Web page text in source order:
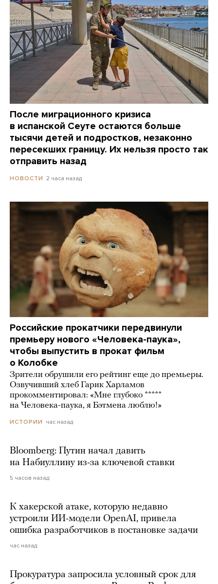
После миграционного кризиса
в испанской Сеуте остаются больше
тысячи детей и подростков, незаконно
пересекших границу. Их нельзя просто так
отправить назад
НОВОСТИ 2 часа назад
Российские прокатчики передвинули
премьеру нового «Человека-паука»,
чтобы выпустить в прокат фильм
о Колобке
Зрители обрушили его рейтинг еще до премьеры.
Озвучивший хлеб Гарик Харламов
прокомментировал: «Мне глубоко *****
на Человека-паука, я Бэтмена люблю!»
ИСТОРИИ час назад
Bloomberg: Путин начал давить
на Набиуллину из-за ключевой ставки
5 часов назад
К хакерской атаке, которую недавно
устроили ИИ-модели OpenAI, привела
ошибка разработчиков в постановке задачи
час назад
Прокуратура запросила условный срок для